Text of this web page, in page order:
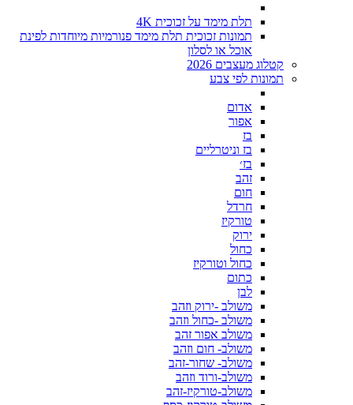
תלת מימד על זכוכית 4K
תמונות זכוכית תלת מימד פנורמיות מיוחדות לפינת
אוכל או לסלון
קטלוג מעצבים 2026
תמונות לפי צבע
אדום
אפור
בז
בז וניטרליים
בז׳
זהב
חום
חרדל
טורקיז
ירוק
כחול
כחול וטורקיז
כתום
לבן
משולב -ירוק וזהב
משולב -כחול וזהב
משולב אפור זהב
משולב- חום וזהב
משולב- שחור-זהב
משולב-ורוד וזהב
משולב-טורקיז-זהב